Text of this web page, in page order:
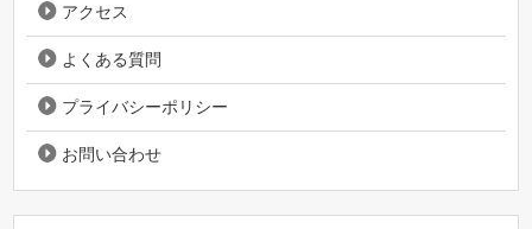
アクセス
よくある質問
プライバシーポリシー
お問い合わせ